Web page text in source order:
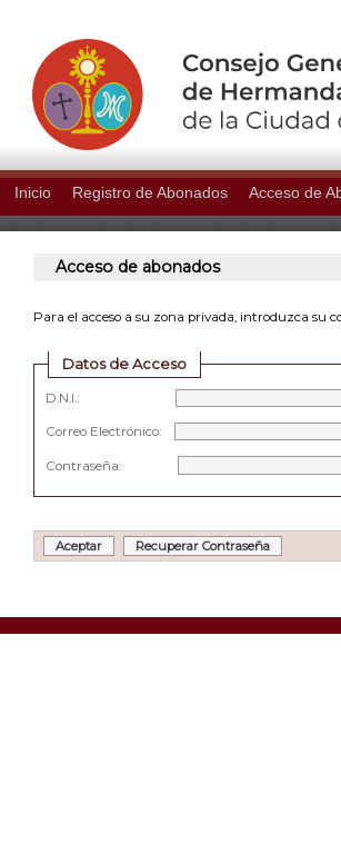
Inicio Registro de Abonados Acceso de
Acceso de abonados
Para el acceso a su zona privada, introduzca su
Datos de Acceso
D.N.I.:
Correo Electrónico:
Contraseña: